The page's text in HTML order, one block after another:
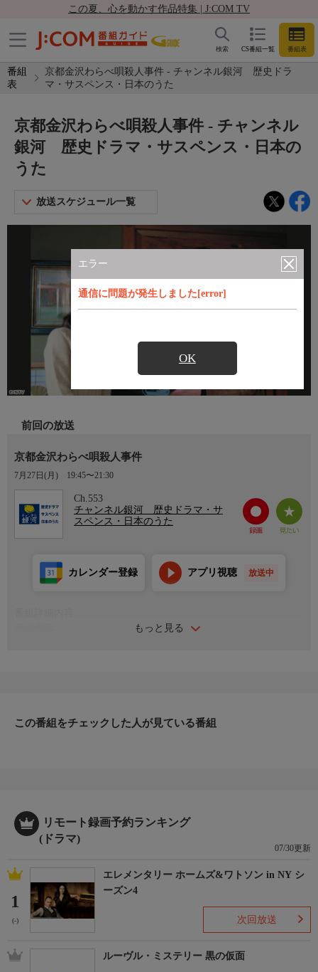
この夏、心を動かす作品特集 | J:COM TV
CS番組一覧 番組表
検索
番組
表
京都金沢わらべ唄殺人事件 - チャンネル銀河 歴史ドラ
マ・サスペンス・日本のうた
エラー
通信に問題が発生しました[error]
OK
京都金沢わらべ唄殺人事件 - チャンネル
銀河 歴史ドラマ・サスペンス・日本の
うた
放送スケジュール一覧
前回の放送
京都金沢わらべ唄殺人事件
7月27日(月) 19:45〜21:30
Ch.553
チャンネル銀河 歴史ドラマ・サ
スペンス・日本のうた
もっと見る
カレンダー登録 アプリ視聴 放送中
ョーの主役は、雪山の弟子で、秀雄とは兄弟弟子の関係に当たる
この番組をチェックした人が見ている番組
リモート録画予約ランキング
(ドラマ)
07/30更新
1
(-)
エレメンタリー ホームズ&ワトソン in NY シ
ーズン4
次回放送
ルーヴル・ミステリー 黒の仮面